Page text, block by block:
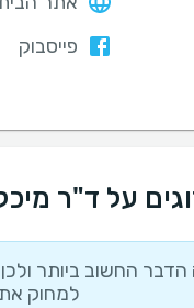
פייסבוק
על ד"ר
החשוב ביותר
למחוק